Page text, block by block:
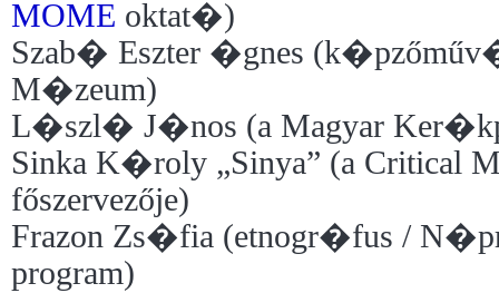
MOME oktat�)
Szab� Eszter �gnes
M�zeum)
L�szl� J�nos (a Magyar
Sinka K�roly „Sinya” (a Critical
főszervezője)
Frazon Zs�fia (etnogr�fus /
program)